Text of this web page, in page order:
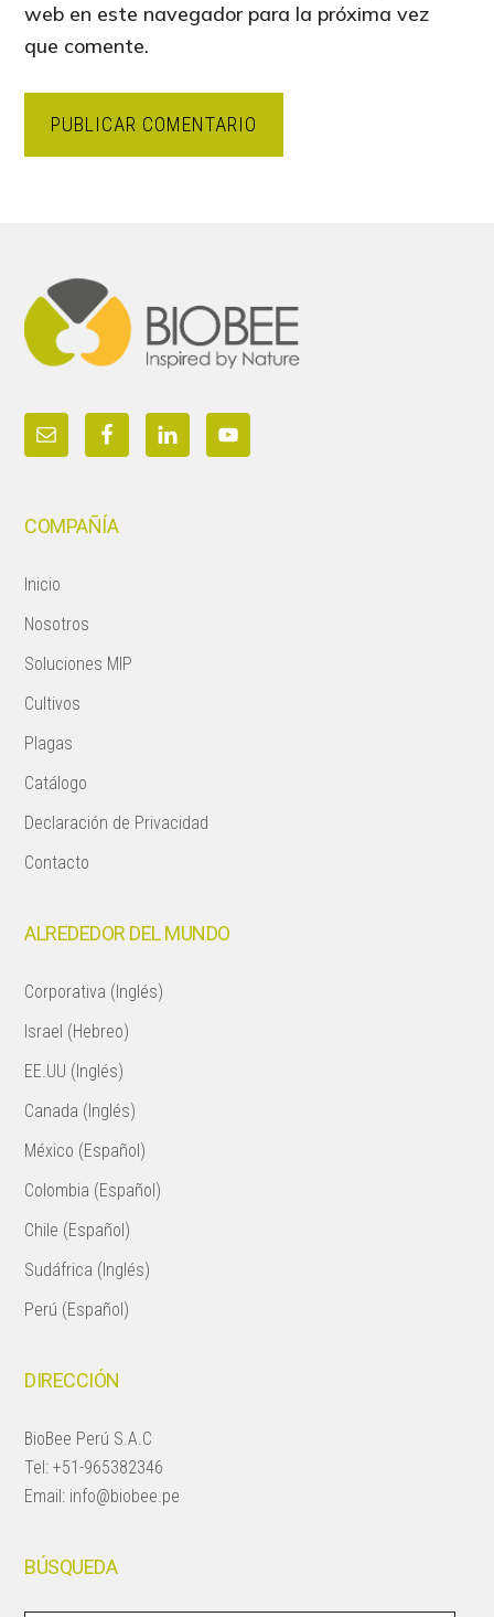
web en este navegador para la próxima vez
que comente.
COMPAÑÍA
Inicio
Nosotros
Soluciones MIP
Cultivos
Plagas
Catálogo
Declaración de Privacidad
Contacto
ALREDEDOR DEL MUNDO
Corporativa (Inglés)
Israel (Hebreo)
EE.UU (Inglés)
Canada (Inglés)
México (Español)
Colombia (Español)
Chile (Español)
Sudáfrica (Inglés)
Perú (Español)
DIRECCIÓN
BioBee Perú S.A.C
Tel:+51-965382346
Email: info@biobee.pe
BÚSQUEDA